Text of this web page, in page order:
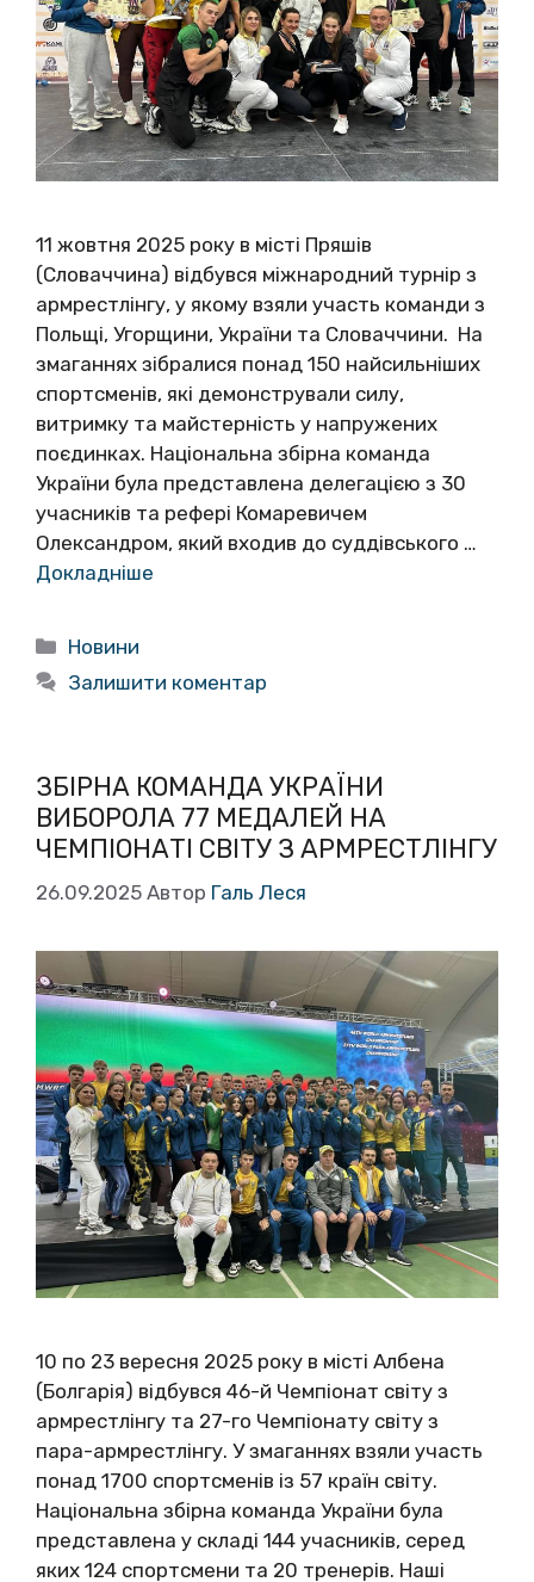
11 жовтня 2025 року в місті Пряшів
(Словаччина) відбувся міжнародний турнір з
армрестлінгу, у якому взяли участь команди з
Польщі, Угорщини, України та Словаччини. На
змаганнях зібралися понад 150 найсильніших
спортсменів, які демонстрували силу,
витримку та майстерність у напружених
поєдинках. Національна збірна команда
України була представлена делегацією з 30
учасників та рефері Комаревичем
Олександром, який входив до суддівського …
Докладніше
Категорії
Новини
Залишити коментар
ЗБІРНА КОМАНДА УКРАЇНИ
ВИБОРОЛА 77 МЕДАЛЕЙ НА
ЧЕМПІОНАТІ СВІТУ З АРМРЕСТЛІНГУ
26.09.2025 Автор Галь Леся
10 по 23 вересня 2025 року в місті Албена
(Болгарія) відбувся 46-й Чемпіонат світу з
армрестлінгу та 27-го Чемпіонату світу з
пара-армрестлінгу. У змаганнях взяли участь
понад 1700 спортсменів із 57 країн світу.
Національна збірна команда України була
представлена у складі 144 учасників, серед
яких 124 спортсмени та 20 тренерів. Наші